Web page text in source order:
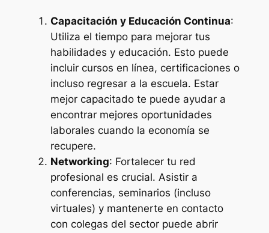
Capacitación y Educación Continua:
Utiliza el tiempo para mejorar tus
habilidades y educación. Esto puede
incluir cursos en línea, certificaciones o
incluso regresar a la escuela. Estar
mejor capacitado te puede ayudar a
encontrar mejores oportunidades
laborales cuando la economía se
recupere.
Networking: Fortalecer tu red
profesional es crucial. Asistir a
conferencias, seminarios (incluso
virtuales) y mantenerte en contacto
con colegas del sector puede abrir